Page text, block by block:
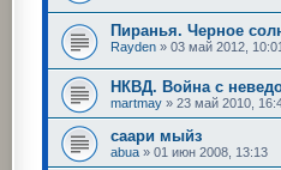
Пиранья. Черное
Rayden » 03 май 2012, 10:01
НКВД. Война с
martmay » 23 май 2010,
саари мыйз
abua » 01 июн 2008, 13:13